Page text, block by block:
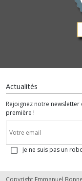
Actualités
Rejoignez notre
première !
Je ne suis pas un
Copyright Emmanuel